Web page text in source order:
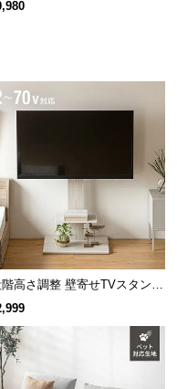
バイカラーデザイ
を演出してくれま
高さ調整 壁寄せTVスタンド
スター付き 上下左右角度調節